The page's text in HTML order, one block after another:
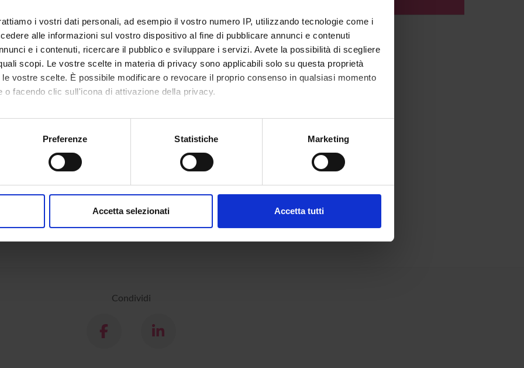
i vostri dati personali, ad esempio il vostro numero IP, utilizzando tecnologie come i
alle informazioni sul vostro dispositivo al fine di pubblicare annunci e contenuti
e i contenuti, ricercare il pubblico e sviluppare i servizi. Avete la possibilità di scegliere
scopi. Le vostre scelte in materia di privacy sono applicabili solo su questa proprietà
vostre scelte. È possibile modificare o revocare il proprio consenso in qualsiasi momento
o facendo clic sull'icona di attivazione della privacy.
anche:
sulla tua posizione geografica, con un'approssimazione di qualche metro,
in qualsiasi momento dalla Dichiarazione sui cookie.
Preferenze Statistiche Marketing
Accetta selezionati Accetta tutti
Condividi